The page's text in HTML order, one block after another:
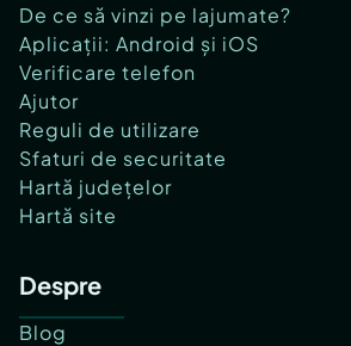
De ce să vinzi pe lajumate?
Aplicații: Android și iOS
Verificare telefon
Ajutor
Reguli de utilizare
Sfaturi de securitate
Hartă județelor
Hartă site
Despre
Blog